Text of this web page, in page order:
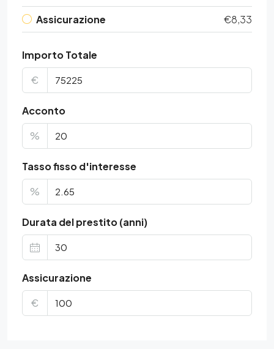
Assicurazione
€8,33
Importo Totale
€
Acconto
%
Tasso fisso d'interesse
%
Durata del prestito (anni)
Assicurazione
€